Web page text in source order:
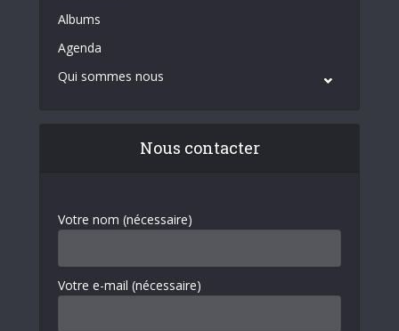
Albums
Agenda
Qui sommes nous
Nous contacter
Votre nom (nécessaire)
Votre e-mail (nécessaire)